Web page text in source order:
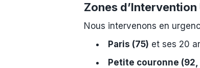
Zones
Nous intervenons en
Paris (75) et ses 20
Petite couronne (92,